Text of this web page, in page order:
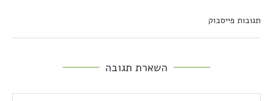
תגובות פייסבוק
השארת תגובה